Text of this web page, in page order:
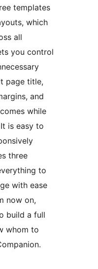
templates
which
all
you control
page title,
and
while
is easy to
three
to
with ease
now on,
build a full
whom to